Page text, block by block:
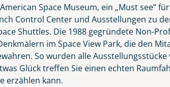
Space Museum, ein „Must see“
Control Center und Ausstellungen zu
Shuttles. Die 1988 gegründete Non-
im Space View Park, die den
So wurden alle Ausstellungsstücke
Glück treffen Sie einen echten
erzählen kann.
Nachname
Telefon